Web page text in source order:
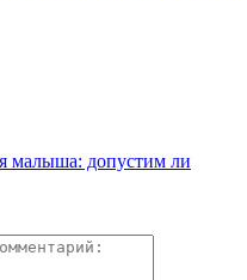
малыша: допустим ли